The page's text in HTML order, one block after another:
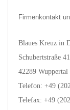
Firmenkontakt
Blaues Kreuz in
Schubertstraße 41
42289 Wuppertal
Telefon: +49
Telefax: +49